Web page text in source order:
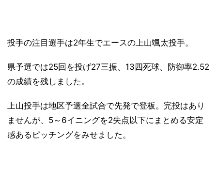
投手の注目選手は2年生でエースの上山颯太投手。
県予選では25回を投げ27三振、13四死球、防御率2.52
の成績を残しました。
上山投手は地区予選全試合で先発で登板。完投はあり
ませんが、5～6イニングを2失点以下にまとめる安定
感あるピッチングをみせました。